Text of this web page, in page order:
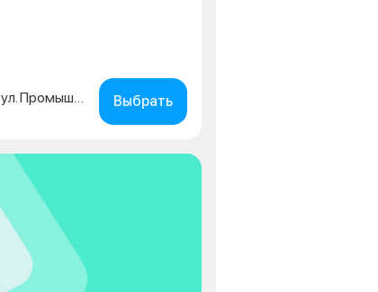
Пермский край, г. Чайковский, ул. Промышленная, д. 15/1
Выбрать